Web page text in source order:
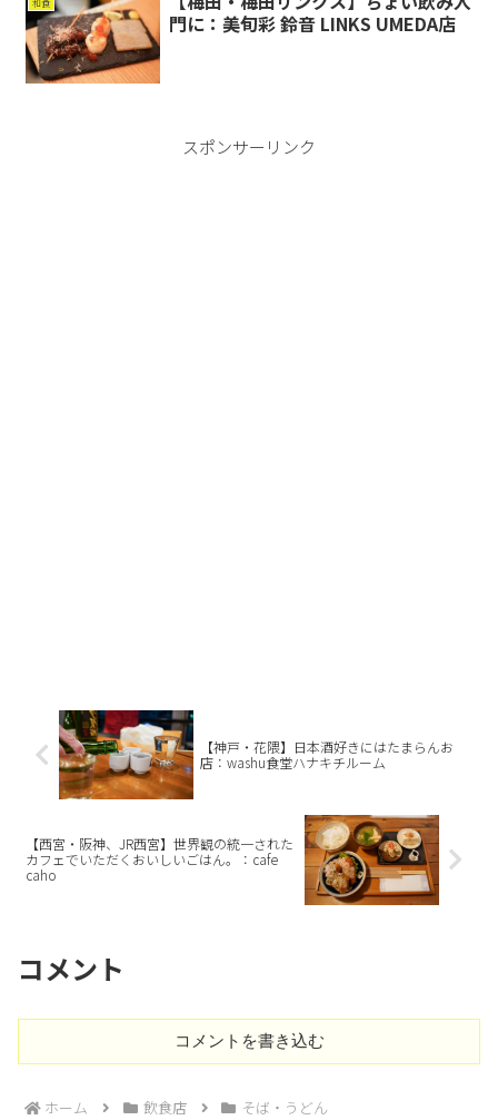
和食
門に：美旬彩 鈴音 LINKS UMEDA店
スポンサーリンク
【神戸・花隈】日本酒好きにはたまらんお
店：washu食堂ハナキチルーム
【西宮・阪神、JR西宮】世界観の統一された
カフェでいただくおいしいごはん。：cafe
caho
コメント
コメントを書き込む
ホーム 飲食店 そば・うどん